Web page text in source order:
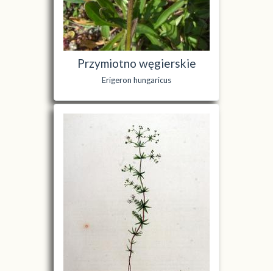
Przymiotno węgierskie
Erigeron hungaricus